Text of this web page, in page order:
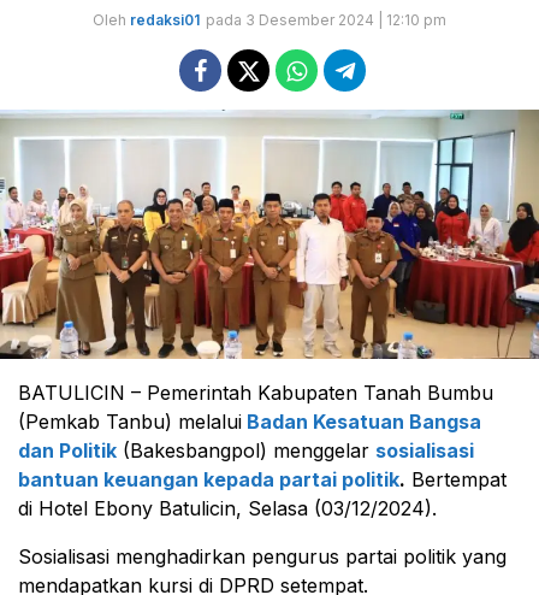
Oleh redaksi01 pada 3 Desember 2024 | 12:10 pm
BATULICIN – Pemerintah Kabupaten Tanah Bumbu
(Pemkab Tanbu) melalui Badan Kesatuan Bangsa
dan Politik (Bakesbangpol) menggelar sosialisasi
bantuan keuangan kepada partai politik. Bertempat
di Hotel Ebony Batulicin, Selasa (03/12/2024).
Sosialisasi menghadirkan pengurus partai politik yang
mendapatkan kursi di DPRD setempat.